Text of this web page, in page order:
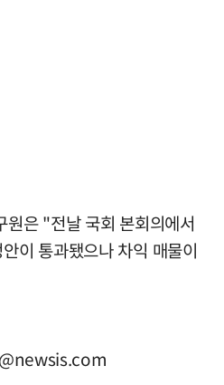
원은 "전날 국회 본회의에서
이 통과됐으나 차익 매물이